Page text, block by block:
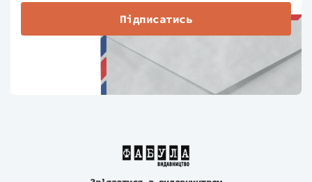
Підписатись